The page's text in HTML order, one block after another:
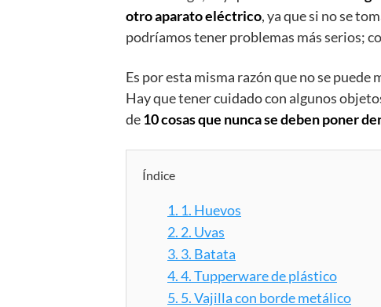
otro aparato eléctrico, ya que si no se
podríamos tener problemas más serios;
Es por esta misma razón que no se
Hay que tener cuidado con algunos
de10 cosas que nunca se deben poner
Índice
1. 1. Huevos
2. 2. Uvas
3. 3. Batata
4.4. Tupperware de plástico
5. 5. Vajilla con borde metálico